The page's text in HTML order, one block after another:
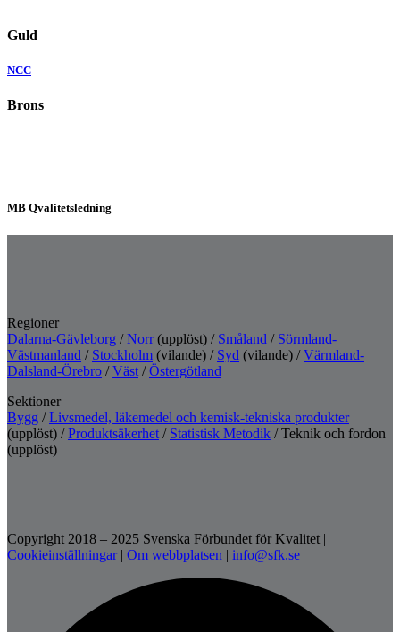
Guld
NCC
Brons
MB Qvalitetsledning
Regioner
Dalarna-Gävleborg /Norr (upplöst) / Småland / Sörmland-
Västmanland / Stockholm (vilande) / Syd (vilande) /Värmland-
Dalsland-Örebro /Väst /Östergötland
Sektioner
Bygg /Livsmedel, läkemedel och kemisk-tekniska produkter
(upplöst) /Produktsäkerhet / Statistisk Metodik / Teknik och fordon
(upplöst)
Copyright 2018 – 2025 Svenska Förbundet för Kvalitet |
Cookieinställningar | Om webbplatsen | info@sfk.se